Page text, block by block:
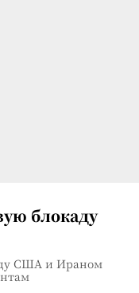
блокаду
США и Ираном